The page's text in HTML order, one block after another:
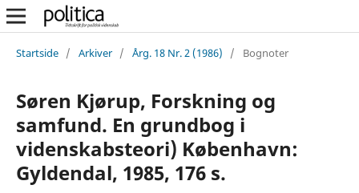
Startside / Arkiver / Årg. 18 Nr. 2 (1986) / Bognoter
Søren Kjørup, Forskning og
samfund. En grundbog i
videnskabsteori) København:
Gyldendal, 1985, 176 s.